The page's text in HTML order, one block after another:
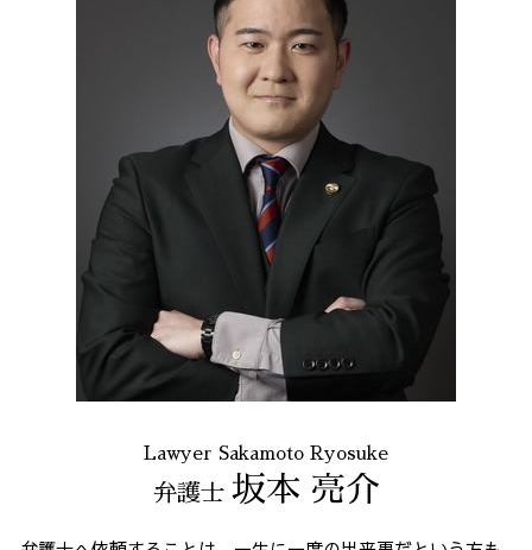
Lawyer Sakamoto Ryosuke
弁護士 坂本 亮介